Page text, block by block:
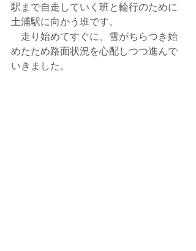
駅まで自走していく班と輪行のために
土浦駅に向かう班です。
走り始めてすぐに、雪がちらつき始
めたため路面状況を心配しつつ進んで
いきました。